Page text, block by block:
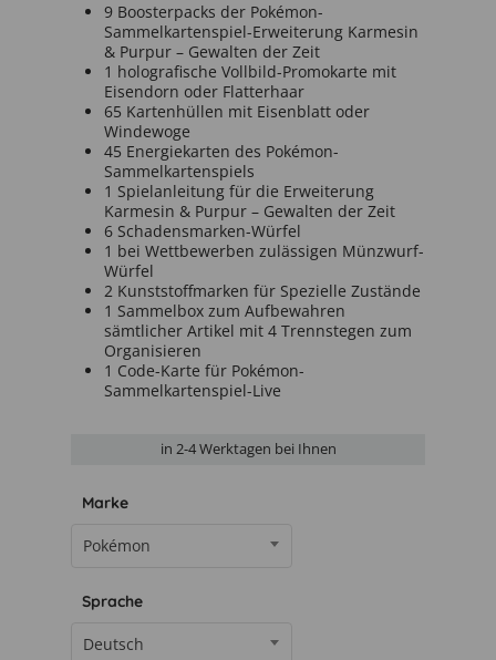
9 Boosterpacks der Pokémon-
Sammelkartenspiel-Erweiterung Karmesin
& Purpur – Gewalten der Zeit
1 holografische Vollbild-Promokarte mit
Eisendorn oder Flatterhaar
65 Kartenhüllen mit Eisenblatt oder
Windewoge
45 Energiekarten des Pokémon-
Sammelkartenspiels
1 Spielanleitung für die Erweiterung
Karmesin & Purpur – Gewalten der Zeit
6 Schadensmarken-Würfel
1 bei Wettbewerben zulässigen Münzwurf-
Würfel
2 Kunststoffmarken für Spezielle Zustände
1 Sammelbox zum Aufbewahren
sämtlicher Artikel mit 4 Trennstegen zum
Organisieren
1 Code-Karte für Pokémon-
Sammelkartenspiel-Live
in 2-4 Werktagen bei Ihnen
Marke
Pokémon
Sprache
Deutsch